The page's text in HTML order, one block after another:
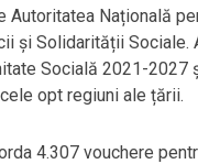
Națională
și Solidarității Sociale.
Socială 2021-
opt regiuni ale țării.
4.307 vouchere